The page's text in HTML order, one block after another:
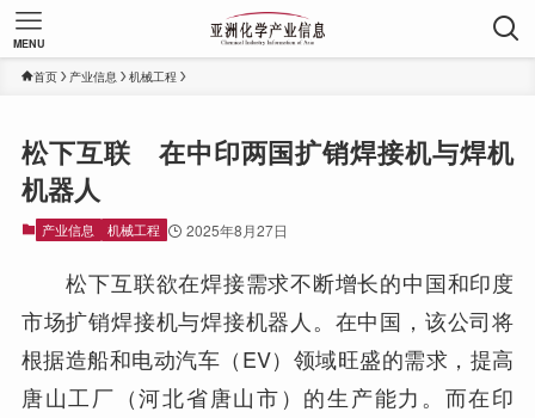
MENU
首页 产业信息 机械工程
松下互联 在中印两国扩销焊接机与焊机
机器人
产业信息 机械工程 2025年8月27日
松下互联欲在焊接需求不断增长的中国和印度
市场扩销焊接机与焊接机器人。在中国，该公司将
根据造船和电动汽车（EV）领域旺盛的需求，提高
唐山工厂（河北省唐山市）的生产能力。而在印